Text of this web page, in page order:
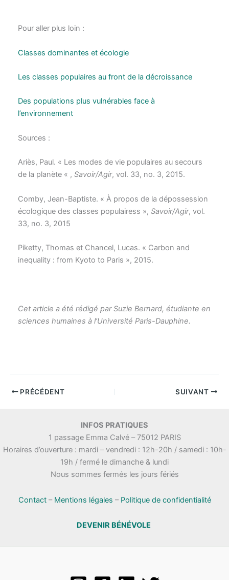
Pour aller plus loin :
Classes dominantes et écologie
Les classes populaires au front de la décroissance
Des populations plus vulnérables face à
l’environnement
Sources :
Ariès, Paul. « Les modes de vie populaires au secours
de la planète « , Savoir/Agir, vol. 33, no. 3, 2015.
Comby, Jean-Baptiste. « À propos de la dépossession
écologique des classes populairess », Savoir/Agir, vol.
33, no. 3, 2015
Piketty, Thomas et Chancel, Lucas. « Carbon and
inequality : from Kyoto to Paris », 2015.
Cet article a été rédigé par Suzie Bernard, étudiante en
sciences humaines à l’Université Paris-Dauphine.
PRÉCÉDENT SUIVANT
INFOS PRATIQUES
1 passage Emma Calvé – 75012 PARIS
Horaires d’ouverture : mardi – vendredi : 12h-20h / samedi : 10h-
19h / fermé le dimanche & lundi
Nous sommes fermés les jours fériés
Contact– Mentions légales – Politique de confidentialité
DEVENIR BÉNÉVOLE